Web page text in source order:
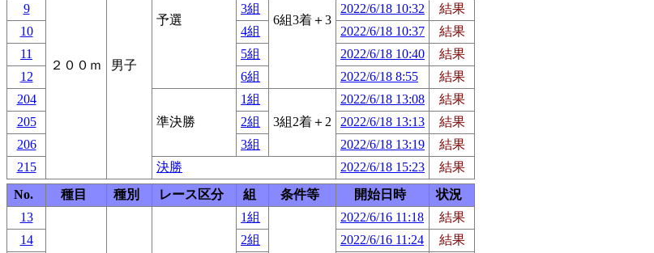
２００ｍ 男子
予選 6組3着＋3
9
3組 2022/6/18 10:32
結果
10
4組 2022/6/18 10:37
結果
11
5組 2022/6/18 10:40
結果
12
6組 2022/6/18 8:55
結果
204
準決勝
1組
3組2着＋2
2022/6/18 13:08
結果
205
2組 2022/6/18 13:13
結果
206
3組 2022/6/18 13:19
結果
215
決勝 2022/6/18 15:23
結果
No.
種目 種別 レース区分 組 条件等 開始日時
状況
13
1組 2022/6/16 11:18
結果
14
2組 2022/6/16 11:24
結果